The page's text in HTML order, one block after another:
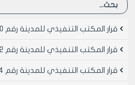
قرار المكتب التنفيذي للمدينة رقم 100 لعام 2021
قرار المكتب التنفيذي للمدينة رقم 12 لعام 2021
قرار المكتب التنفيذي للمدينة رقم 134 لعام 2021